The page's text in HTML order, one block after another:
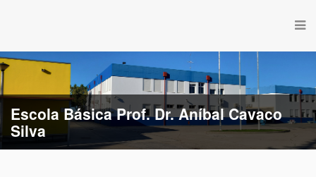
Escola Básica Prof. Dr. Aníbal Cavaco
Silva